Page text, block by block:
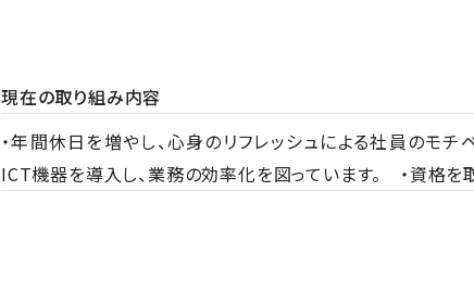
現在の取り組み内容
・年間休日を増やし、心身のリフレッシュによる社員のモ
ICT機器を導入し、業務の効率化を図っています。 ・資格を